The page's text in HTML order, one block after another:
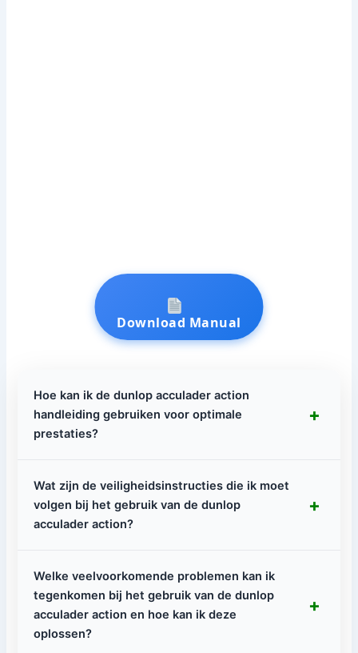
Download Manual
Hoe kan ik de dunlop acculader action
handleiding gebruiken voor optimale
prestaties?
+
Wat zijn de veiligheidsinstructies die ik moet
volgen bij het gebruik van de dunlop
acculader action?
+
Welke veelvoorkomende problemen kan ik
tegenkomen bij het gebruik van de dunlop
acculader action en hoe kan ik deze
oplossen?
+